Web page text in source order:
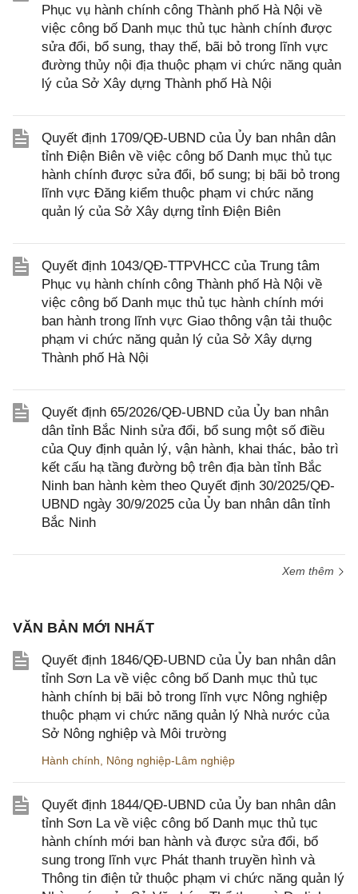
Phục vụ hành chính công Thành phố Hà Nội về
việc công bố Danh mục thủ tục hành chính được
sửa đổi, bổ sung, thay thế, bãi bỏ trong lĩnh vực
đường thủy nội địa thuộc phạm vi chức năng quản
lý của Sở Xây dựng Thành phố Hà Nội
Quyết định 1709/QĐ-UBND của Ủy ban nhân dân
tỉnh Điện Biên về việc công bố Danh mục thủ tục
hành chính được sửa đổi, bổ sung; bị bãi bỏ trong
lĩnh vực Đăng kiểm thuộc phạm vi chức năng
quản lý của Sở Xây dựng tỉnh Điện Biên
Quyết định 1043/QĐ-TTPVHCC của Trung tâm
Phục vụ hành chính công Thành phố Hà Nội về
việc công bố Danh mục thủ tục hành chính mới
ban hành trong lĩnh vực Giao thông vận tải thuộc
phạm vi chức năng quản lý của Sở Xây dựng
Thành phố Hà Nội
Quyết định 65/2026/QĐ-UBND của Ủy ban nhân
dân tỉnh Bắc Ninh sửa đổi, bổ sung một số điều
của Quy định quản lý, vận hành, khai thác, bảo trì
kết cấu hạ tầng đường bộ trên địa bàn tỉnh Bắc
Ninh ban hành kèm theo Quyết định 30/2025/QĐ-
UBND ngày 30/9/2025 của Ủy ban nhân dân tỉnh
Bắc Ninh
Xem thêm
VĂN BẢN MỚI NHẤT
Quyết định 1846/QĐ-UBND của Ủy ban nhân dân
tỉnh Sơn La về việc công bố Danh mục thủ tục
hành chính bị bãi bỏ trong lĩnh vực Nông nghiệp
thuộc phạm vi chức năng quản lý Nhà nước của
Sở Nông nghiệp và Môi trường
Hành chính Nông nghiệp-Lâm nghiệp
Quyết định 1844/QĐ-UBND của Ủy ban nhân dân
tỉnh Sơn La về việc công bố Danh mục thủ tục
hành chính mới ban hành và được sửa đổi, bổ
sung trong lĩnh vực Phát thanh truyền hình và
Thông tin điện tử thuộc phạm vi chức năng quản lý